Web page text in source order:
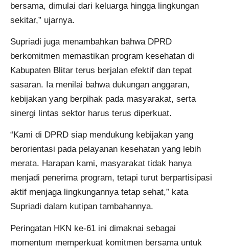
bersama, dimulai dari keluarga hingga lingkungan
sekitar,” ujarnya.
Supriadi juga menambahkan bahwa DPRD
berkomitmen memastikan program kesehatan di
Kabupaten Blitar terus berjalan efektif dan tepat
sasaran. Ia menilai bahwa dukungan anggaran,
kebijakan yang berpihak pada masyarakat, serta
sinergi lintas sektor harus terus diperkuat.
“Kami di DPRD siap mendukung kebijakan yang
berorientasi pada pelayanan kesehatan yang lebih
merata. Harapan kami, masyarakat tidak hanya
menjadi penerima program, tetapi turut berpartisipasi
aktif menjaga lingkungannya tetap sehat,” kata
Supriadi dalam kutipan tambahannya.
Peringatan HKN ke-61 ini dimaknai sebagai
momentum memperkuat komitmen bersama untuk